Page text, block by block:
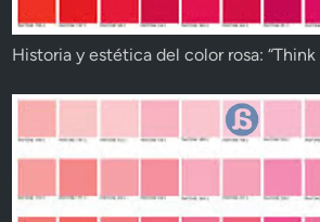
Historia y estética del color rosa: “Think